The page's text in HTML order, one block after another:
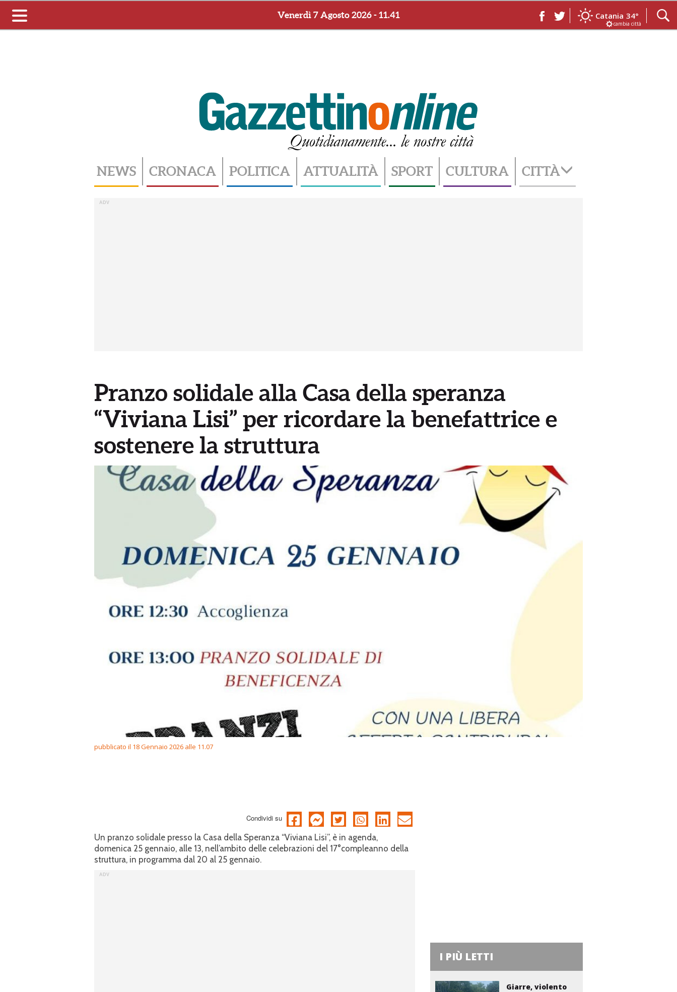
Toggle
navigation
Venerdì 7 Agosto 2026 - 11.41 Catania 34°
cambia città
NEWS CRONACA POLITICA ATTUALITÀ SPORT CULTURA CITTÀ
Pranzo solidale alla Casa della speranza
“Viviana Lisi” per ricordare la benefattrice e
sostenere la struttura
pubblicato il 18 Gennaio 2026 alle 11.07
Condividi su
Un pranzo solidale presso la Casa della Speranza “Viviana Lisi”, è in agenda,
domenica 25 gennaio, alle 13, nell’ambito delle celebrazioni del 17°compleanno della
struttura, in programma dal 20 al 25 gennaio.
I PIÙ LETTI
Giarre, violento